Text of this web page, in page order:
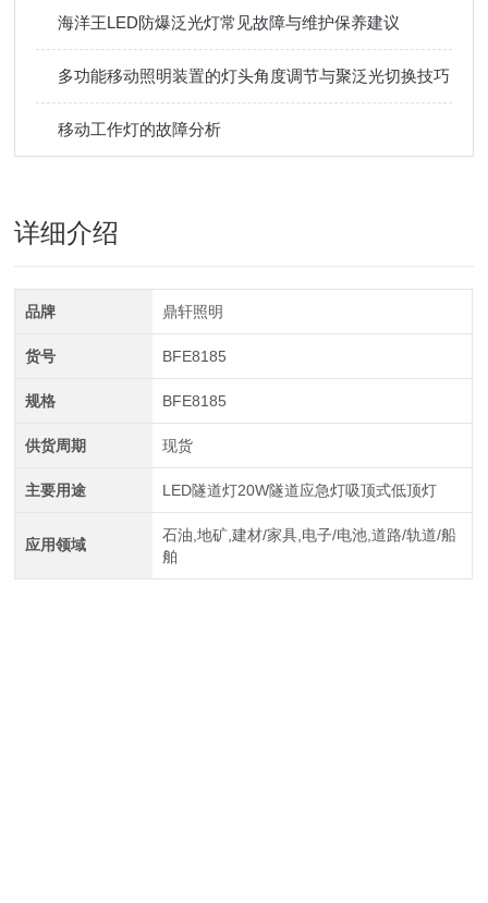
海洋王LED防爆泛光灯常见故障与维护保养建议
多功能移动照明装置的灯头角度调节与聚泛光切换技巧
移动工作灯的故障分析
详细介绍
品牌 鼎轩照明
货号 BFE8185
规格 BFE8185
供货周期 现货
主要用途 LED隧道灯20W隧道应急灯吸顶式低顶灯
应用领域
石油,地矿,建材/家具,电子/电池,道路/轨道/船
舶